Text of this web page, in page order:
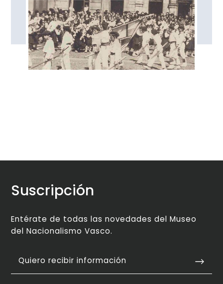
Suscripción
Entérate de todas las novedades del Museo
del Nacionalismo Vasco.
Quiero recibir información